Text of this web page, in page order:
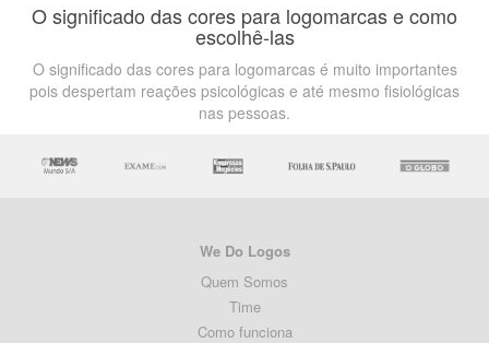
O significado das cores para logomarcas e como
escolhê-las
O significado das cores para logomarcas é muito importantes
pois despertam reações psicológicas e até mesmo fisiológicas
nas pessoas.
We Do Logos
Quem Somos
Time
Como funciona